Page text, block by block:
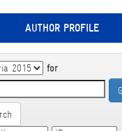
AUTHOR PROFILE
for